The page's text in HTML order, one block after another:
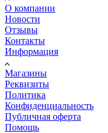
О компании
Новости
Отзывы
Контакты
Информация
Магазины
Реквизиты
Политика
Конфиденциальность
Публичная оферта
Помощь